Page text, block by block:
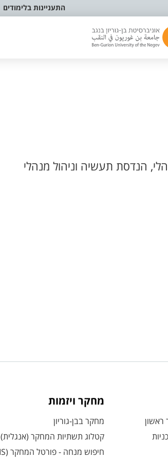
התעניינות בלימודים
הנדסת תעשיה וניהול מנהלי
ראשון
מחקר ויזמות
מחקר בבן-גוריון
קטלוג תשתיות המחקר (אנגלית)
חיפוש מנחה - פורטל המחקר (CRIS)